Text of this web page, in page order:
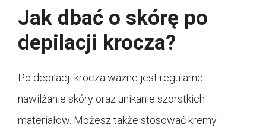
Jak dbać o skórę po
depilacji krocza?
Po depilacji krocza ważne jest regularne
nawilżanie skóry oraz unikanie szorstkich
materiałów. Możesz także stosować kremy